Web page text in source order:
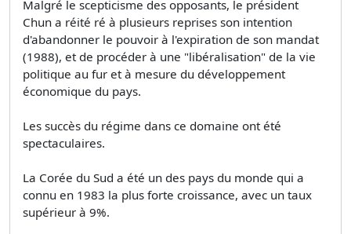
Malgré le scepticisme des opposants, le président
Chun a réité ré à plusieurs reprises son intention
d'abandonner le pouvoir à l'expiration de son mandat
(1988), et de procéder à une "libéralisation" de la vie
politique au fur et à mesure du développement
économique du pays.
Les succès du régime dans ce domaine ont été
spectaculaires.
La Corée du Sud a été un des pays du monde qui a
connu en 1983 la plus forte croissance, avec un taux
supérieur à 9%.